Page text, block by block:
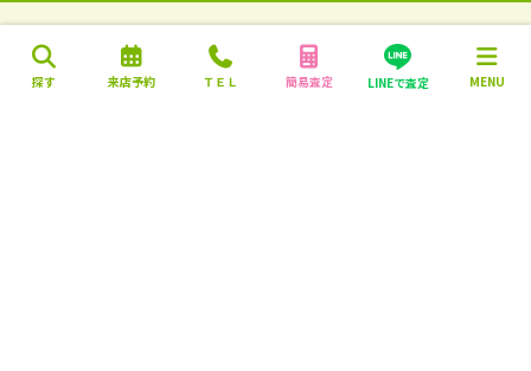
探す 来店予約 ＴＥＬ 簡易査定 LINEで査定 MENU